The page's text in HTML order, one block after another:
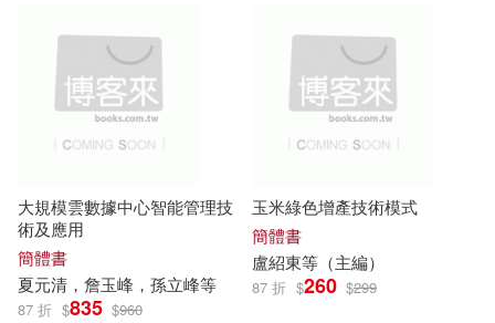
大規模雲數據中心智能管理技
術及應用
簡體書
夏元清，詹玉峰，孫立峰等
87 折 $835 $960
玉米綠色增產技術模式
簡體書
盧紹東等（主編）
87 折 $260 $299